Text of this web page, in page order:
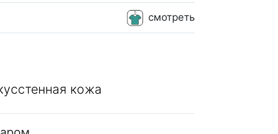
смотреть
кожа